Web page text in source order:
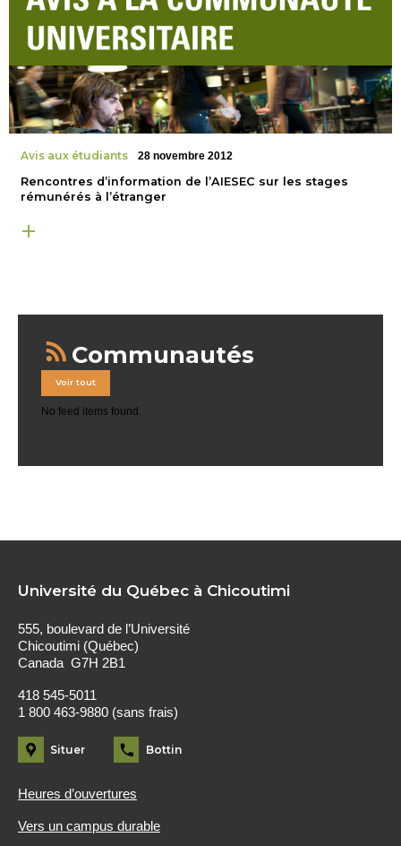
Avis aux étudiants 28 novembre 2012
Rencontres d’information de l’AIESEC sur les stages
rémunérés à l’étranger
Communautés
Voir tout
No feed items found.
Université du Québec à Chicoutimi
555, boulevard de l’Université
Chicoutimi (Québec)
Canada G7H 2B1
418 545-5011
1 800 463-9880 (sans frais)
Situer Bottin
Heures d’ouvertures
Vers un campus durable